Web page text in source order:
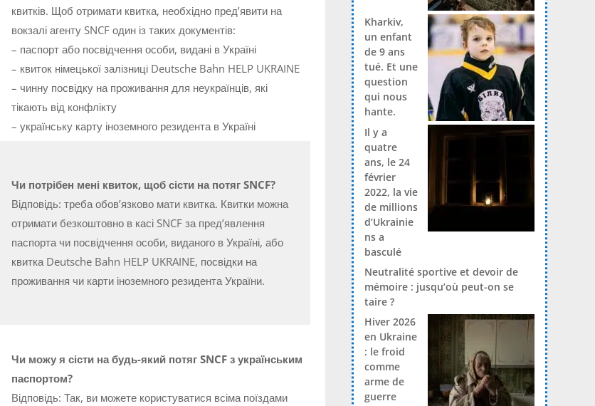
квитків. Щоб отримати квитка, необхідно пред’явити на
вокзалі агенту SNCF один із таких документів:
– паспорт або посвідчення особи, видані в Україні
– квиток німецької залізниці Deutsche Bahn HELP UKRAINE
– чинну посвідку на проживання для неукраїнців, які
тікають від конфлікту
– українську карту іноземного резидента в Україні
Чи потрібен мені квиток, щоб сісти на потяг SNCF?
Відповідь: треба обов’язково мати квитка. Квитки можна
отримати безкоштовно в касі SNCF за пред’явлення
паспорта чи посвідчення особи, виданого в Україні, або
квитка Deutsche Bahn HELP UKRAINE, посвідки на
проживання чи карти іноземного резидента України.
Чи можу я сісти на будь-який потяг SNCF з українським
паспортом?
Відповідь: Так, ви можете користуватися всіма поїздами
Kharkiv,
un enfant
de 9 ans
tué. Et une
question
qui nous
hante.
Il y a
quatre
ans, le 24
février
2022, la vie
de millions
d’Ukrainie
ns a
basculé
Neutralité sportive et devoir de
mémoire : jusqu’où peut-on se
taire ?
Hiver 2026
en Ukraine
: le froid
comme
arme de
guerre